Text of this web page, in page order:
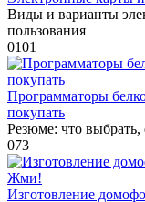
Виды и варианты
пользования
0101
Программаторы
покупать
Резюме: что
073
Изготовление